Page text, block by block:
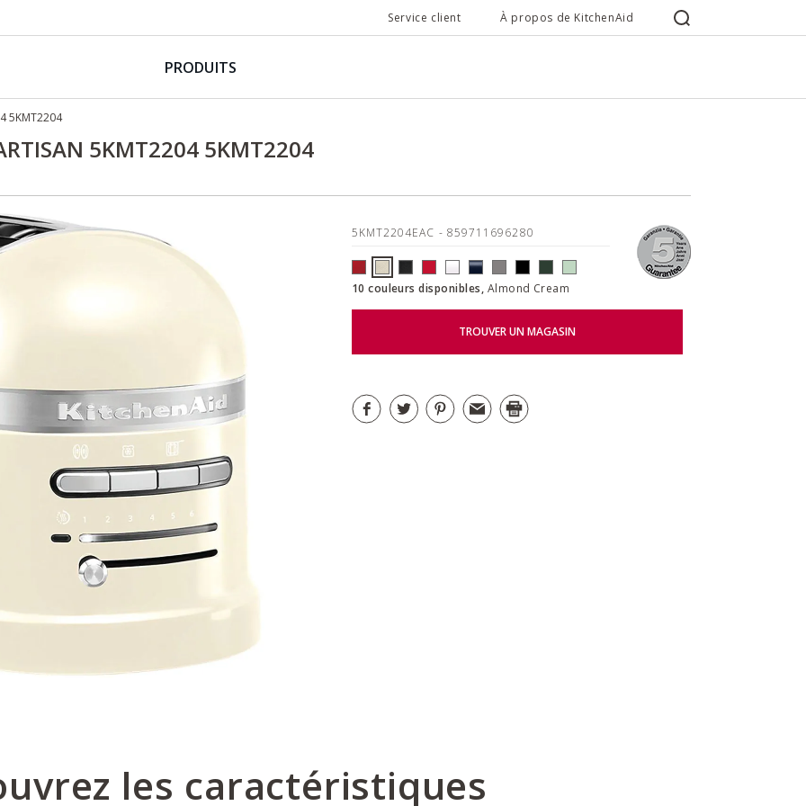
Service client À propos de KitchenAid
PRODUITS
5KMT2204
5KMT2204 5KMT2204
5KMT2204EAC - 859711696280
10 couleurs disponibles, Almond Cream
TROUVER UN MAGASIN
les caractéristiques